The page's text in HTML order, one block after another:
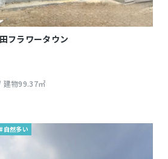
フラワータウン
建物99.37㎡
#自然多い